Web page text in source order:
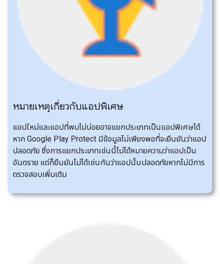
หมายเหตุเกี่ยวกับแอปพิเศษ
แอปใหม่และแอปที่พบไม่บ่อยอาจแยกประเภทเป็นแอปพิเศษได้
หาก Google Play Protect มีข้อมูลไม่เพียงพอที่จะยืนยันว่าแอป
ปลอดภัย ซึ่งการแยกประเภทเช่นนี้ไม่ได้หมายความว่าแอปเป็น
อันตราย แต่ก็ยืนยันไม่ได้เช่นกันว่าแอปนั้นปลอดภัยหากไม่มีการ
ตรวจสอบเพิ่มเติม